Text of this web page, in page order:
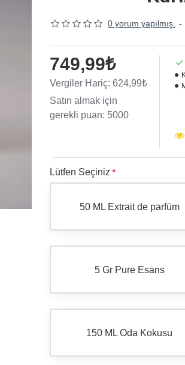
0 yorum yapılmış. -
749,99₺
Vergiler Hariç: 624,99₺
Satın almak için
gerekli puan: 5000
Lütfen Seçiniz
50 ML Extrait de parfüm
5 Gr Pure Esans
150 ML Oda Kokusu